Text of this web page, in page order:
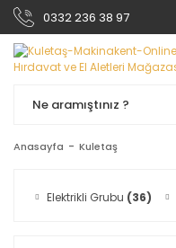
0332 236 38 97
Anasayfa Kuletaş
Elektrikli Grubu (36)